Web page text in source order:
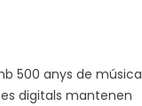
500 anys de música
digitals mantenen